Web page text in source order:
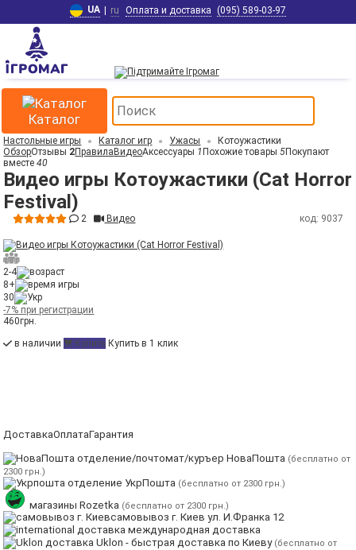
UA | ru Оплата и доставка (095) 589-03-97
Каталог
Настольные игры Каталог игр Ужасы
Котоужастики
ОбзорОтзывы 2Правила ВидеоАксессуары 1 Похожие товары5Покупают
вместе40
Видео игры Котоужастики (Cat Horror
Festival)
2 Видео код: 9037
2-4
8+
30
-7% при регистрации
460грн.
в наличии
Купить Купить в 1 клик
ДоставкаОплатаГарантия
отделение/почтомат/куръер НоваПошта (бесплатно от
2300 грн.)
отделение УкрПошта (бесплатно от 2300 грн.)
магазины Rozetka (бесплатно от 2300 грн.)
самовывоз г. Киев ул. И.Франка 12
международная доставка
Uklon - быстрая доставка по Киеву (бесплатно от